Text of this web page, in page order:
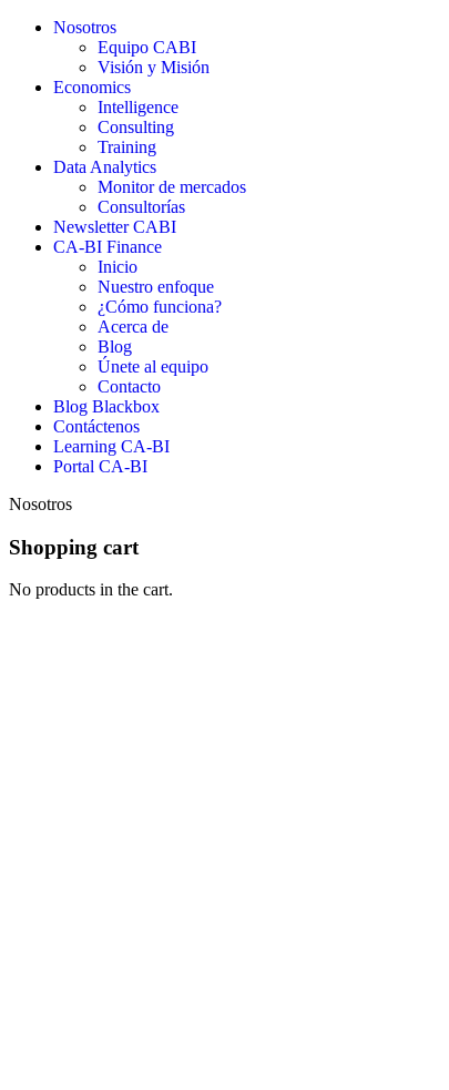
Nosotros
Equipo CABI
Visión y Misión
Economics
Intelligence
Consulting
Training
Data Analytics
Monitor de mercados
Consultorías
Newsletter CABI
CA-BI Finance
Inicio
Nuestro enfoque
¿Cómo funciona?
Acerca de
Blog
Únete al equipo
Contacto
Blog Blackbox
Contáctenos
Learning CA-BI
Portal CA-BI
Nosotros
Shopping cart
No products in the cart.